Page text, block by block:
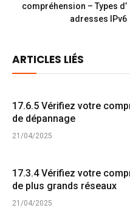
compréhension – Types d’
adresses IPv6
ARTICLES LIÉS
17.6.5 Vérifiez votre
de dépannage
21/04/2025
17.3.4 Vérifiez votre
de plus grands réseaux
21/04/2025